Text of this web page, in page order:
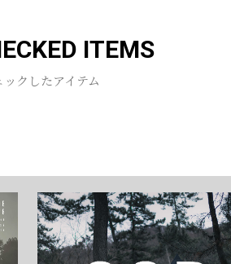
ITEMS
クしたアイテム